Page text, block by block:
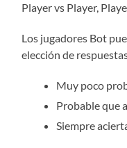
Player vs Player,
Los jugadores Bot
elección de
Muy poco
Probable que
Siempre